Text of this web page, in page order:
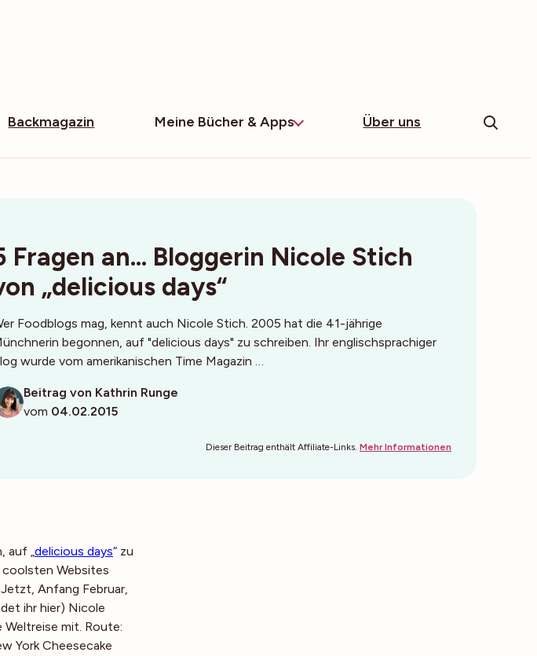
Backmagazin Meine Bücher & Apps Über uns
Fragen an… Bloggerin Nicole Stich
„delicious days“
Foodblogs mag, kennt auch Nicole Stich. 2005 hat die 41-jährige
begonnen, auf "delicious days" zu schreiben. Ihr englischsprachiger
wurde vom amerikanischen Time Magazin …
Beitrag von Kathrin Runge
vom 04.02.2015
Dieser Beitrag enthält Affiliate-Links.Mehr Informationen
auf „delicious days“ zu
Websites
Anfang Februar,
ihr hier) Nicole
Weltreise mit. Route:
York Cheesecake